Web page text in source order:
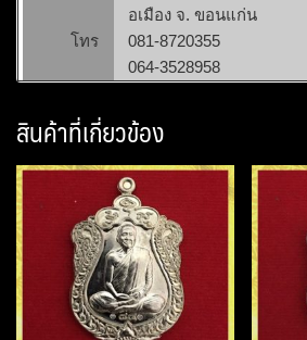
อเมือง จ. ขอนแก่น
โทร
081-8720355
064-3528958
สินค้าที่เกี่ยวข้อง